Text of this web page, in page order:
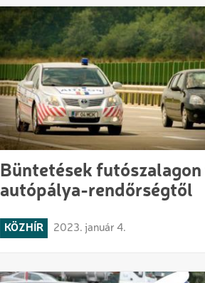
Büntetések futószalagon
autópálya-rendőrségtől
KÖZHÍR 2023. január 4.